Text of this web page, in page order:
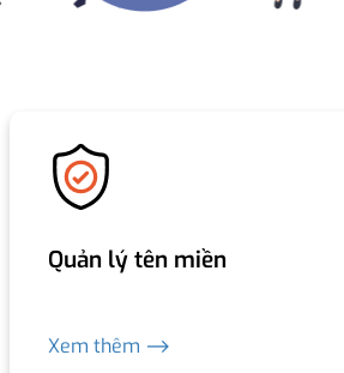
Quản lý tên miền
Xem thêm ⟶